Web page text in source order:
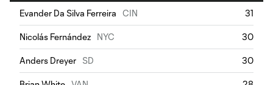
Evander Da Silva Ferreira CIN 31
Nicolás Fernández NYC 30
Anders Dreyer SD 30